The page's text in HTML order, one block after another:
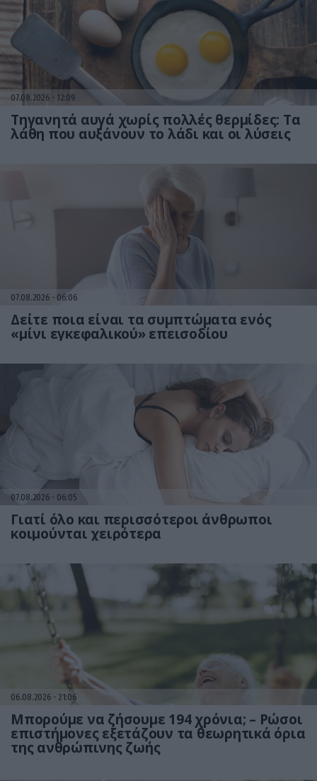
07.08.2026 12:09
Τηγανητά αυγά χωρίς πολλές θερμίδες: Τα
λάθη που αυξάνουν το λάδι και οι λύσεις
07.08.2026 06:06
Δείτε ποια είναι τα συμπτώματα ενός
«μίνι εγκεφαλικού» επεισοδίου
07.08.2026 06:05
Γιατί όλο και περισσότεροι άνθρωποι
κοιμούνται χειρότερα
06.08.2026 21:06
Μπορούμε να ζήσουμε 194 χρόνια; – Ρώσοι
επιστήμονες εξετάζουν τα θεωρητικά όρια
της ανθρώπινης ζωής